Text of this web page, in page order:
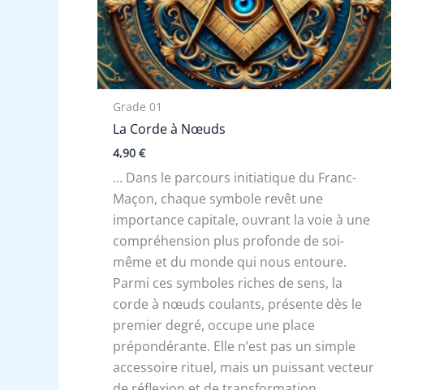
Grade 01
La Corde à Nœuds
4,90€
… Dans le parcours initiatique du Franc-
Maçon, chaque symbole revêt une
importance capitale, ouvrant la voie à une
compréhension plus profonde de soi-
même et du monde qui nous entoure.
Parmi ces symboles riches de sens, la
corde à nœuds coulants, présente dès le
premier degré, occupe une place
prépondérante. Elle n’est pas un simple
accessoire rituel, mais un puissant vecteur